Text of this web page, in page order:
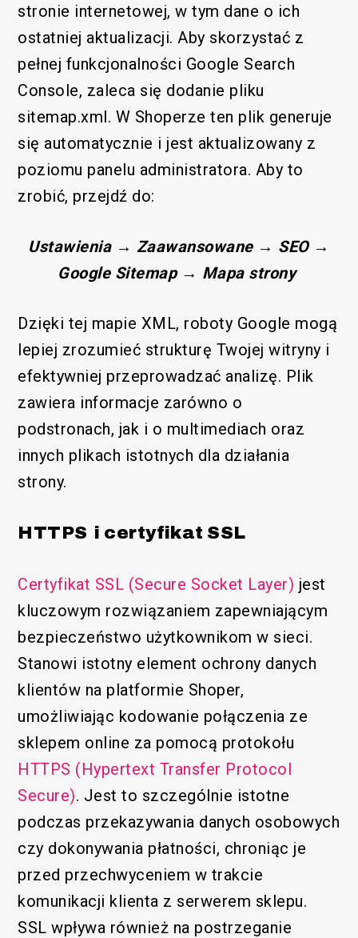
stronie internetowej, w tym dane o ich
ostatniej aktualizacji. Aby skorzystać z
pełnej funkcjonalności Google Search
Console, zaleca się dodanie pliku
sitemap.xml. W Shoperze ten plik generuje
się automatycznie i jest aktualizowany z
poziomu panelu administratora. Aby to
zrobić, przejdź do:
Ustawienia → Zaawansowane → SEO →
Google Sitemap → Mapa strony
Dzięki tej mapie XML, roboty Google mogą
lepiej zrozumieć strukturę Twojej witryny i
efektywniej przeprowadzać analizę. Plik
zawiera informacje zarówno o
podstronach, jak i o multimediach oraz
innych plikach istotnych dla działania
strony.
HTTPS i certyfikat SSL
Certyfikat SSL (Secure Socket Layer) jest
kluczowym rozwiązaniem zapewniającym
bezpieczeństwo użytkownikom w sieci.
Stanowi istotny element ochrony danych
klientów na platformie Shoper,
umożliwiając kodowanie połączenia ze
sklepem online za pomocą protokołu
HTTPS (Hypertext Transfer Protocol
Secure). Jest to szczególnie istotne
podczas przekazywania danych osobowych
czy dokonywania płatności, chroniąc je
przed przechwyceniem w trakcie
komunikacji klienta z serwerem sklepu.
SSL wpływa również na postrzeganie